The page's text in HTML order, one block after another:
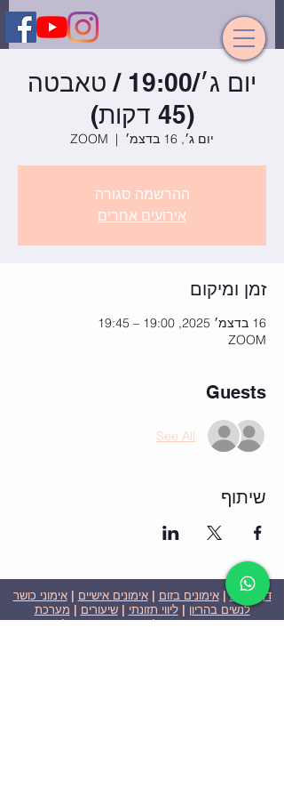
יום ג׳/19:00 / טאבטה
(45 דקות)
יום ג׳, 16 בדצמ׳
  |
ZOOM
ההרשמה סגורה
אירועים אחרים
זמן ומיקום
16 בדצמ׳ 2025, 19:00 – 19:45
ZOOM
Guests
See All
שיתוף
דף הבית|אימונים בזום |אימונים אישיים |אימוני כושר
לנשים בהריון |ליווי תזונתי |שיעורים | מערכת
שבועית-אימונים בזום|תוכניות ומחירים|סרטוני